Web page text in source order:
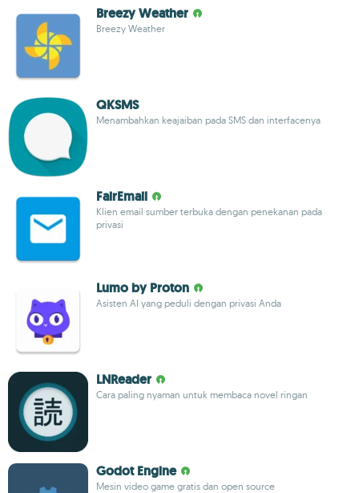
Breezy Weather
Breezy Weather
QKSMS
Menambahkan keajaiban pada SMS dan interfacenya
FairEmail
Klien email sumber terbuka dengan penekanan pada
privasi
Lumo by Proton
Asisten AI yang peduli dengan privasi Anda
LNReader
Cara paling nyaman untuk membaca novel ringan
Godot Engine
Mesin video game gratis dan open source